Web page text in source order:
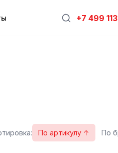
+7 499
По артикулу ↑ По